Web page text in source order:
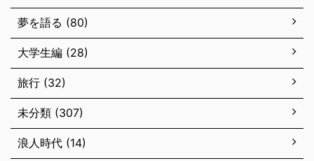
夢を語る (80)
大学生編 (28)
旅行 (32)
未分類 (307)
浪人時代 (14)